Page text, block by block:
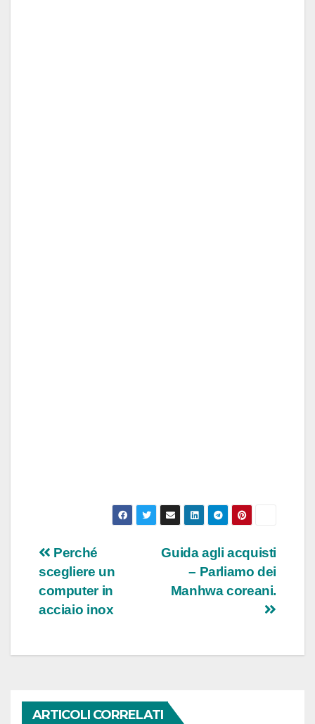
Navigazione
articoli
Guida agli acquisti
– Parliamo dei
Manhwa coreani.
Perché
scegliere un
computer in
acciaio inox
ARTICOLI CORRELATI